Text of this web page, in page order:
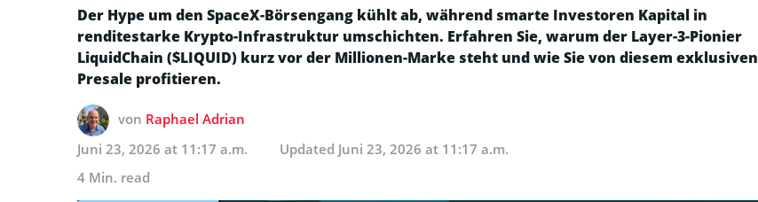
Der Hype um den SpaceX-Börsengang kühlt ab, während smarte Investoren Kapital in
renditestarke Krypto-Infrastruktur umschichten. Erfahren Sie, warum der Layer-3-Pionier
LiquidChain ($LIQUID) kurz vor der Millionen-Marke steht und wie Sie von diesem exklusiven
Presale profitieren.
von Raphael Adrian
Juni 23, 2026 at 11:17 a.m.
Updated Juni 23, 2026 at 11:17 a.m.
4 Min. read